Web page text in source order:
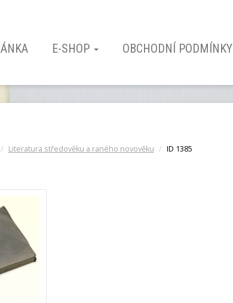
E-SHOP OBCHODNÍ PODMÍNKY
Literatura středověku a raného novověku ID 1385